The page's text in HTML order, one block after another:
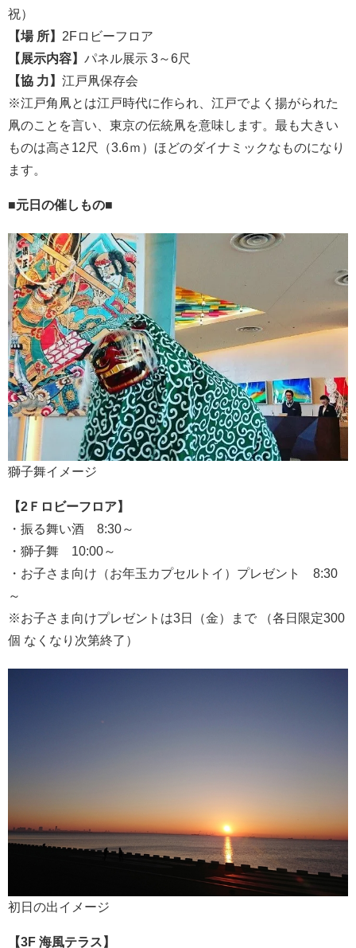
祝）
【場 所】 2Fロビーフロア
【展示内容】 パネル展示 3～6尺
【協 力】 江戸凧保存会
※江戸角凧とは江戸時代に作られ、江戸でよく揚がられた
凧のことを言い、東京の伝統凧を意味します。最も大きい
ものは高さ12尺（3.6ｍ）ほどのダイナミックなものになり
ます。
■元日の催しもの■
獅子舞イメージ
【2Ｆロビーフロア】
・振る舞い酒 8:30～
・獅子舞 10:00～
・お子さま向け（お年玉カプセルトイ）プレゼント 8:30
～
※お子さま向けプレゼントは3日（金）まで （各日限定300
個 なくなり次第終了）
初日の出イメージ
【3F 海風テラス】